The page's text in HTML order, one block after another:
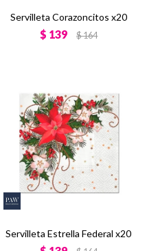
Servilleta Corazoncitos x20
$ 139 $164
Servilleta Estrella Federal x20